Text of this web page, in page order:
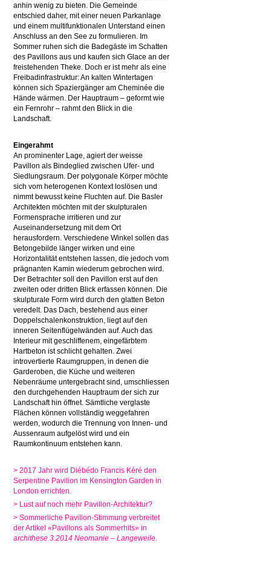
anhin wenig zu bieten. Die Gemeinde
entschied daher, mit einer neuen Parkanlage
und einem multifunktionalen Unterstand einen
Anschluss an den See zu formulieren. Im
Sommer ruhen sich die Badegäste im Schatten
des Pavillons aus und kaufen sich Glace an der
freistehenden Theke. Doch er ist mehr als eine
Freibadinfrastruktur: An kalten Wintertagen
können sich Spaziergänger am Cheminée die
Hände wärmen. Der Hauptraum – geformt wie
ein Fernrohr – rahmt den Blick in die
Landschaft.
Eingerahmt
An prominenter Lage, agiert der weisse
Pavillon als Bindeglied zwischen Ufer- und
Siedlungsraum. Der polygonale Körper möchte
sich vom heterogenen Kontext loslösen und
nimmt bewusst keine Fluchten auf. Die Basler
Architekten möchten mit der skulpturalen
Formensprache irritieren und zur
Auseinandersetzung mit dem Ort
herausfordern. Verschiedene Winkel sollen das
Betongebilde länger wirken und eine
Horizontalität entstehen lassen, die jedoch vom
prägnanten Kamin wiederum gebrochen wird.
Der Betrachter soll den Pavillon erst auf den
zweiten oder dritten Blick erfassen können. Die
skulpturale Form wird durch den glatten Beton
veredelt. Das Dach, bestehend aus einer
Doppelschalenkonstruktion, liegt auf den
inneren Seitenflügelwänden auf. Auch das
Interieur mit geschliffenem, eingefärbtem
Hartbeton ist schlicht gehalten. Zwei
introvertierte Raumgruppen, in denen die
Garderoben, die Küche und weiteren
Nebenräume untergebracht sind, umschliessen
den durchgehenden Hauptraum der sich zur
Landschaft hin öffnet.Sämtliche verglaste
Flächen können vollständig weggefahren
werden, wodurch die Trennung von Innen- und
Aussenraum aufgelöst wird und ein
Raumkontinuum entstehen kann.
> 2017 Jahr wird Diébédo Francis Kéré den
Serpentine Pavilion im Kensington Garden in
London errichten.
> Lust auf noch mehr Pavillon-Architektur?
> Sommerliche Pavillon-Stimmung verbreitet
der Artikel «Pavillons als Sommerhits» in
archithese 3.2014 Neomanie – Langeweile.